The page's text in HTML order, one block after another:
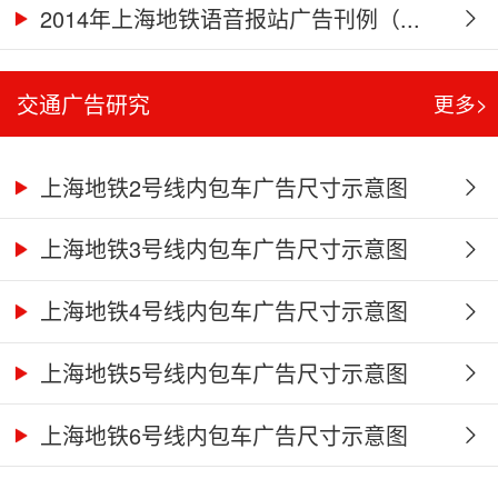
2014年上海地铁语音报站广告刊例（...
交通广告研究 更多>
上海地铁2号线内包车广告尺寸示意图
上海地铁3号线内包车广告尺寸示意图
上海地铁4号线内包车广告尺寸示意图
上海地铁5号线内包车广告尺寸示意图
上海地铁6号线内包车广告尺寸示意图